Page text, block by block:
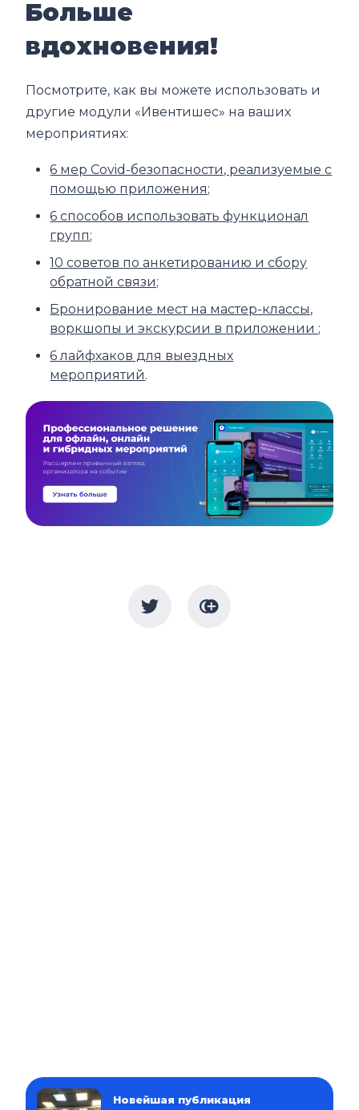
Больше
вдохновения!
Посмотрите, как вы можете использовать и
другие модули «Ивентишес» на ваших
мероприятиях:
6 мер Covid-безопасности, реализуемые с
помощью приложения;
6 способов использовать функционал
групп;
10 советов по анкетированию и сбору
обратной связи;
Бронирование мест на мастер-классы,
воркшопы и экскурсии в приложении ;
6 лайфхаков для выездных
мероприятий.
Новейшая публикация